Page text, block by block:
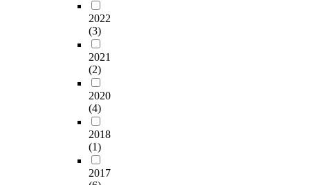
2022
(3)
2021
(2)
2020
(4)
2018
(1)
2017